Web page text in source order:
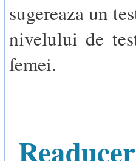
sugereaza un
nivelului de
femei.